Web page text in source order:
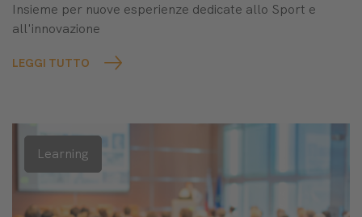
Insieme per nuove esperienze dedicate allo Sport e
all'innovazione
LEGGI TUTTO
Learning